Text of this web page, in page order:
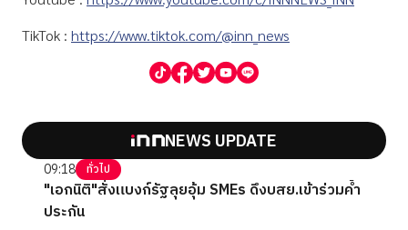
TikTok : https://www.tiktok.com/@inn_news
NEWS UPDATE
09:18 ทั่วไป
"เอกนิติ"สั่งแบงก์รัฐลุยอุ้ม SMEs ดึงบสย.เข้าร่วมค้ำ
ประกัน